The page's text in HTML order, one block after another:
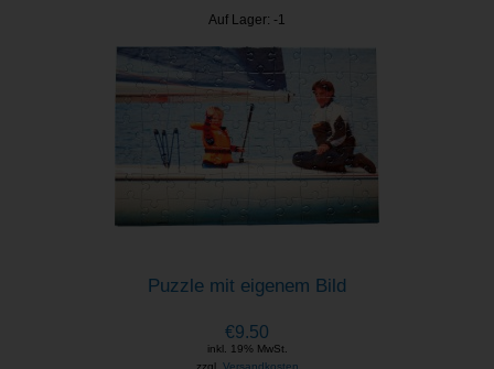
Auf Lager: -1
Puzzle mit eigenem Bild
€9.50
inkl. 19% MwSt.
zzgl. Versandkosten